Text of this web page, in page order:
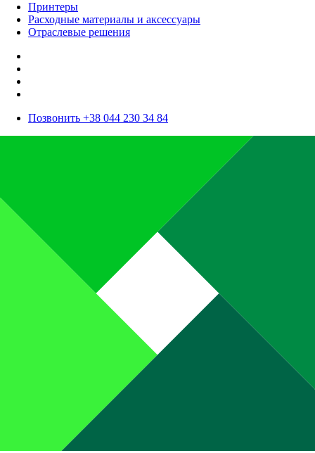
Принтеры
Расходные материалы и аксессуары
Отраслевые решения
Позвонить +38 044 230 34 84